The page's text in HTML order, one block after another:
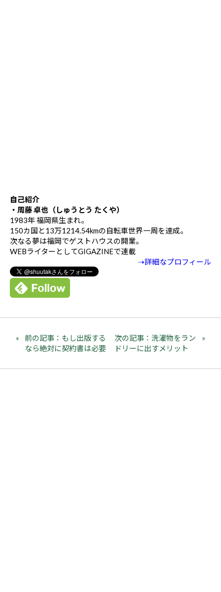
自己紹介
・周藤 卓也（しゅうとう たくや）
1983年 福岡県生まれ。
150カ国と13万1214.54kmの自転車世界一周を達成。
次なる夢は福岡でゲストハウスの開業。
WEBライターとしてGIGAZINEで連載
⇢詳細なプロフィール
前の記事：もし出版する
なら絶対に契約書は必要
次の記事：洗濯物をラン
ドリーに出すメリット